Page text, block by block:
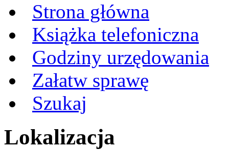
Strona główna
Książka telefoniczna
Godziny urzędowania
Załatw sprawę
Szukaj
Lokalizacja